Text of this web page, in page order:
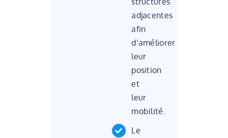
adjacentes
afin
d’améliorer
leur
position
et
leur
mobilité.
Le